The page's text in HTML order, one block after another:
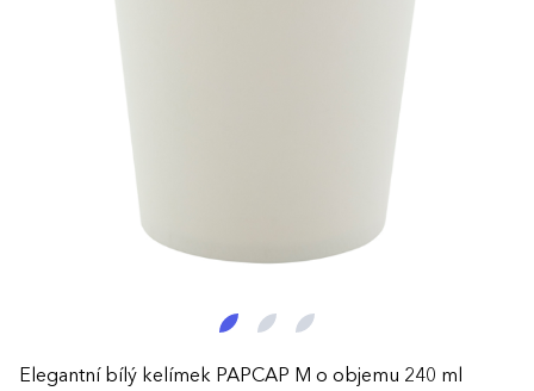
Elegantní bílý kelímek PAPCAP M o objemu 240 ml